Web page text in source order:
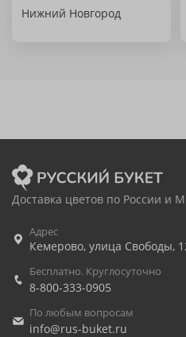
Нижний Новгород
Доставка цветов по России и
Адрес
Кемерово, улица Свободы,
Бесплатно. Круглосуточно
8-800-333-0905
По любым вопросам
info@rus-buket.ru